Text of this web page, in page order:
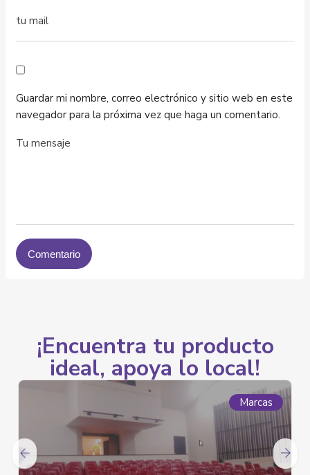
Guardar mi nombre, correo electrónico y sitio web en este
navegador para la próxima vez que haga un comentario.
¡Encuentra tu producto
ideal, apoya lo local!